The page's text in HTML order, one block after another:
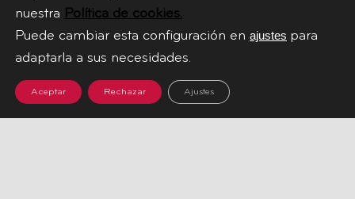
TIENDA
nuestra Política de cookies.
Puede cambiar esta configuración en ajustes para
adaptarla a sus necesidades.
Aceptar Rechazar Ajustes